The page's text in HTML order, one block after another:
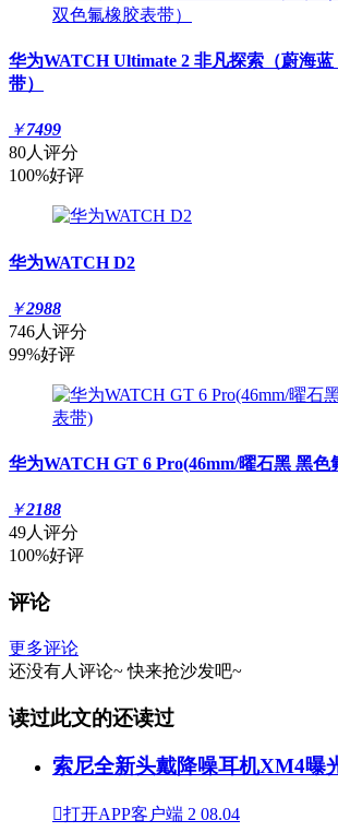
华为WATCH Ultimate 2 非凡探索（蔚海
带）
￥7499
80人评分
100%好评
华为WATCH D2
￥2988
746人评分
99%好评
华为WATCH GT 6 Pro(46mm/曜石黑 黑色
￥2188
49人评分
100%好评
评论
更多评论
还没有人评论~ 快来抢沙发吧~
读过此文的还读过
索尼全新头戴降噪耳机XM4曝
打开APP客户端 2 08.04